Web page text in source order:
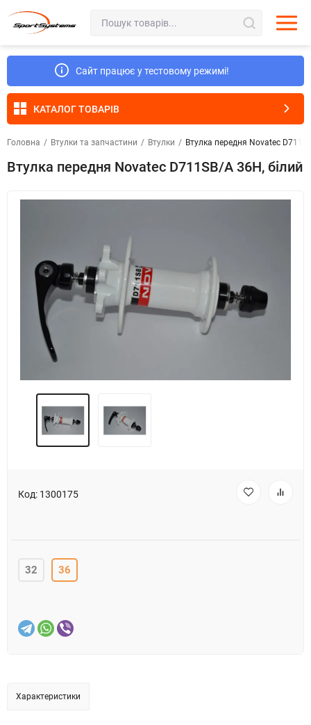
Сайт працює у тестовому режимі!
КАТАЛОГ ТОВАРІВ
Головна / Втулки та запчастини / Втулки / Втулка передня Novatec
Втулка передня Novatec D711SB/A 36H, білий
Код: 1300175
32 36
Характеристики